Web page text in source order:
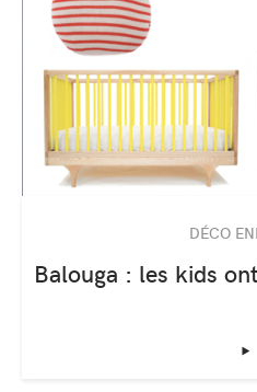
DÉCO
Balouga : les kids
‣